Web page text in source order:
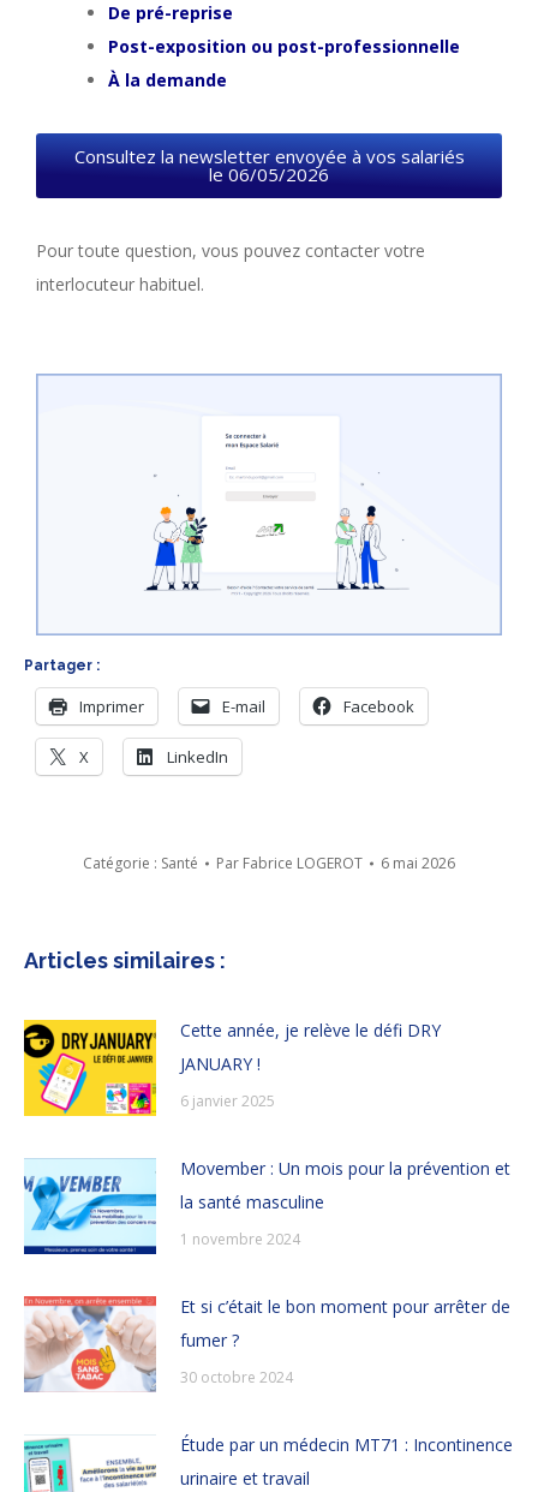
De pré-reprise
Post-exposition ou post-professionnelle
À la demande
Consultez la newsletter envoyée à vos salariés
le 06/05/2026
Pour toute question, vous pouvez contacter votre
interlocuteur habituel.
Partager :
Imprimer E-mail Facebook
X LinkedIn
Catégorie : Santé Par Fabrice LOGEROT 6 mai 2026
Articles similaires :
Cette année, je relève le défi DRY
JANUARY !
6 janvier 2025
Movember : Un mois pour la prévention et
la santé masculine
1 novembre 2024
Et si c’était le bon moment pour arrêter de
fumer ?
30 octobre 2024
Étude par un médecin MT71 : Incontinence
urinaire et travail